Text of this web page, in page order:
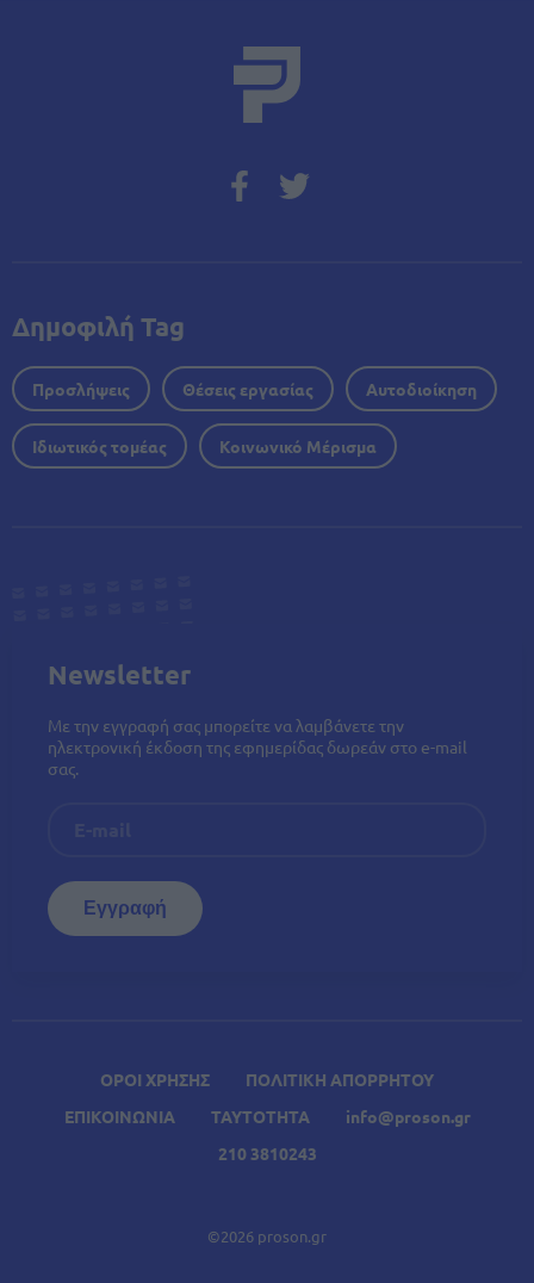
ΟΡΟΙ ΧΡΗΣΗΣ
ΠΟΛΙΤΙΚΗ ΑΠΟΡΡΗΤΟΥ
ΕΠΙΚΟΙΝΩΝΙΑ
ΤΑΥΤΟΤΗΤΑ
info@proson.gr
210 3810243
©2026 proson.gr
Δημοφιλή Tag
Προσλήψεις Θέσεις εργασίας Αυτοδιοίκηση
Ιδιωτικός τομέας Κοινωνικό Μέρισμα
Newsletter
Με την εγγραφή σας μπορείτε να λαμβάνετε την
ηλεκτρονική έκδοση της εφημερίδας δωρεάν στο e-mail
σας.